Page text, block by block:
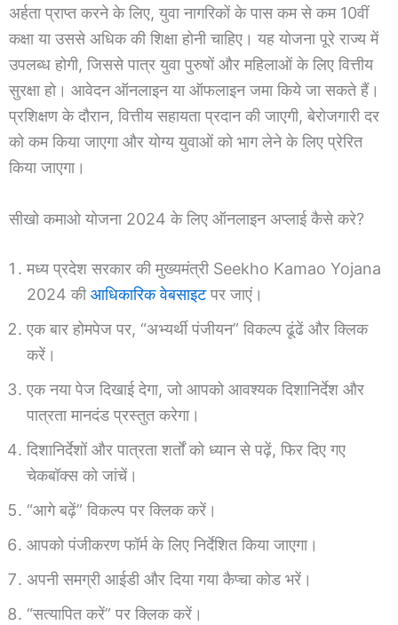
अर्हता प्राप्त करने के लिए, युवा नागरिकों के पास कम से कम 10वीं
कक्षा या उससे अधिक की शिक्षा होनी चाहिए। यह योजना पूरे राज्य में
उपलब्ध होगी, जिससे पात्र युवा पुरुषों और महिलाओं के लिए वित्तीय
सुरक्षा हो। आवेदन ऑनलाइन या ऑफलाइन जमा किये जा सकते हैं।
प्रशिक्षण के दौरान, वित्तीय सहायता प्रदान की जाएगी, बेरोजगारी दर
को कम किया जाएगा और योग्य युवाओं को भाग लेने के लिए प्रेरित
किया जाएगा।
सीखो कमाओ योजना 2024 के लिए ऑनलाइन अप्लाई कैसे करे?
मध्य प्रदेश सरकार की मुख्यमंत्री Seekho Kamao Yojana
2024 कीआधिकारिक वेबसाइटपर जाएं।
एक बार होमपेज पर, “अभ्यर्थी पंजीयन” विकल्प ढूंढें और क्लिक
करें।
एक नया पेज दिखाई देगा, जो आपको आवश्यक दिशानिर्देश और
पात्रता मानदंड प्रस्तुत करेगा।
दिशानिर्देशों और पात्रता शर्तों को ध्यान से पढ़ें, फिर दिए गए
चेकबॉक्स को जांचें।
“आगे बढ़ें” विकल्प पर क्लिक करें।
आपको पंजीकरण फॉर्म के लिए निर्देशित किया जाएगा।
अपनी समग्री आईडी और दिया गया कैप्चा कोड भरें।
“सत्यापित करें” पर क्लिक करें।